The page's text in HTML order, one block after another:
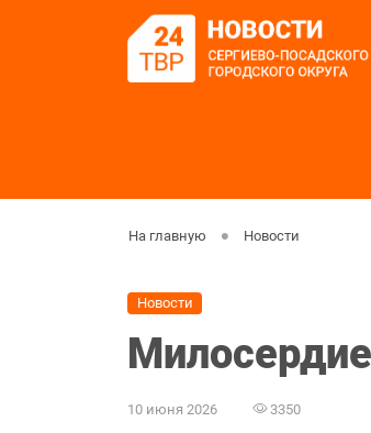
На главную Новости
Новости
10 июня 2026 3350